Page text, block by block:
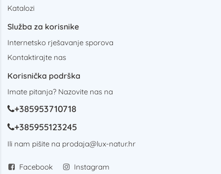
Katalozi
Služba za korisnike
Internetsko rješavanje sporova
Kontaktirajte nas
Korisnička podrška
Imate pitanja? Nazovite nas na
+385953710718
+385955123245
Ili nam pišite na prodaja@lux-natur.hr
Facebook Instagram